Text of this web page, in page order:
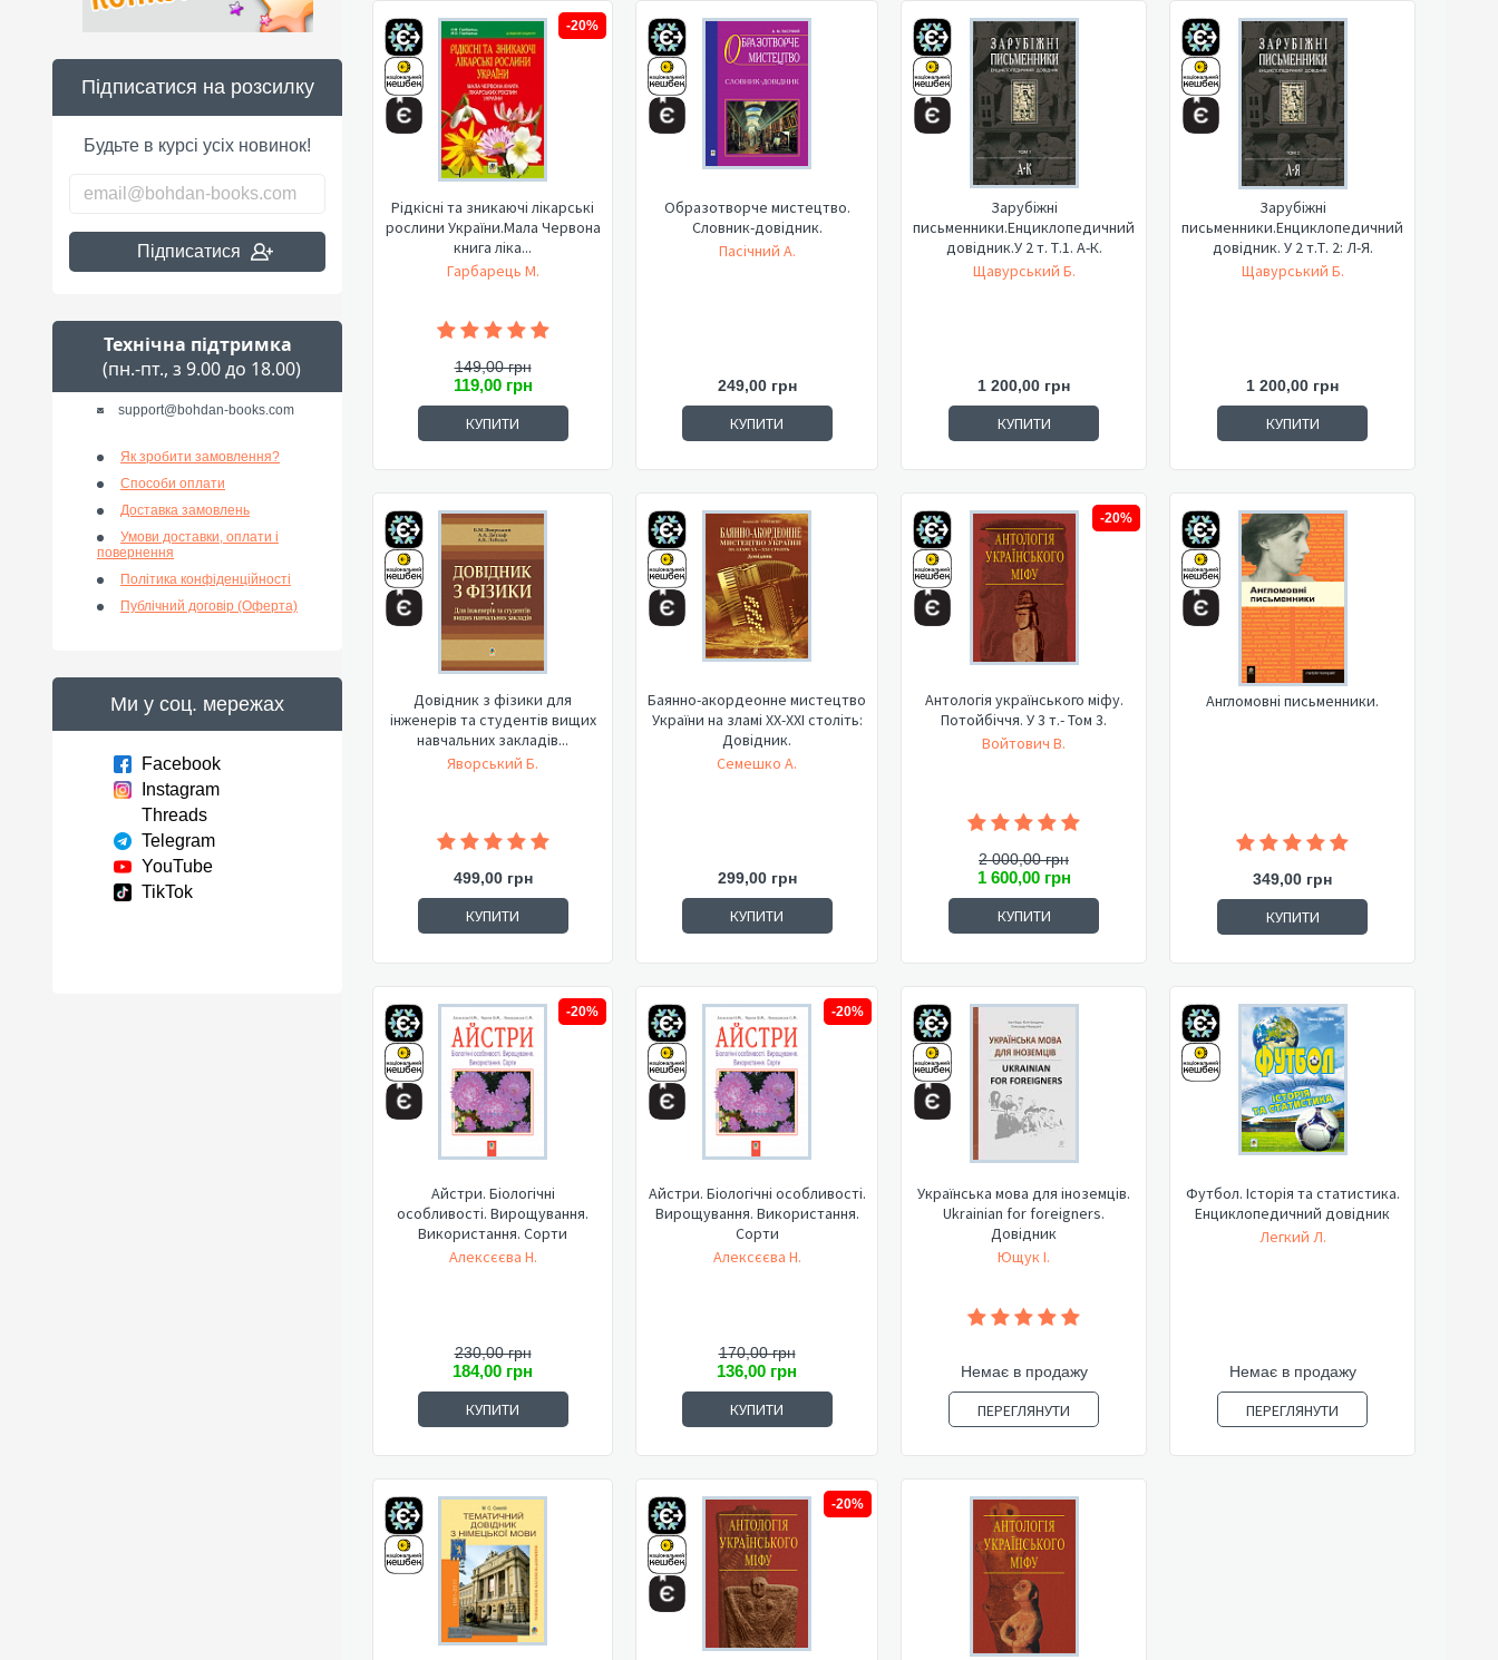
Підписатися на розсилку
Будьте в курсі усіх новинок!
Підписатися
Технічна підтримка
(пн.-пт., з 9.00 до 18.00)
support@bohdan-books.com
Як зробити замовлення?
Способи оплати
Доставка замовлень
Умови доставки, оплати і
повернення
Політика конфіденційності
Публічний договір (Оферта)
Ми у соц. мережах
Facebook
Instagram
Threads
Telegram
YouTube
TikTok
-20%
Рідкісні та зникаючі лікарські
рослини України.Мала Червона
книга ліка...
Гарбарець М.
149,00 грн
119,00 грн
КУПИТИ
Образотворче мистецтво.
Словник-довідник.
Пасічний А.
249,00 грн
КУПИТИ
Зарубіжні
письменники.Енциклопедичний
довідник.У 2 т. Т.1. А-К.
Щавурський Б.
1 200,00 грн
КУПИТИ
Зарубіжні
письменники.Енциклопедичний
довідник. У 2 т.Т. 2: Л-Я.
Щавурський Б.
1 200,00 грн
КУПИТИ
Довідник з фізики для
інженерів та студентів вищих
навчальних закладів...
Яворський Б.
499,00 грн
КУПИТИ
Баянно-акордеонне мистецтво
України на зламі ХХ-ХХІ століть:
Довідник.
Семешко А.
299,00 грн
КУПИТИ
-20%
Антологія українського міфу.
Потойбіччя. У 3 т.- Том 3.
Войтович В.
2 000,00 грн
1 600,00 грн
КУПИТИ
Англомовні письменники.
349,00 грн
КУПИТИ
-20%
Айстри. Біологічні
особливості. Вирощування.
Використання. Сорти
Алексєєва Н.
230,00 грн
184,00 грн
КУПИТИ
-20%
Айстри. Біологічні особливості.
Вирощування. Використання.
Сорти
Алексєєва Н.
170,00 грн
136,00 грн
КУПИТИ
Українська мова для іноземців.
Ukrainian for foreigners.
Довідник
Ющук І.
Немає в продажу
ПЕРЕГЛЯНУТИ
Футбол. Історія та статистика.
Енциклопедичний довідник
Легкий Л.
Немає в продажу
ПЕРЕГЛЯНУТИ
-20%